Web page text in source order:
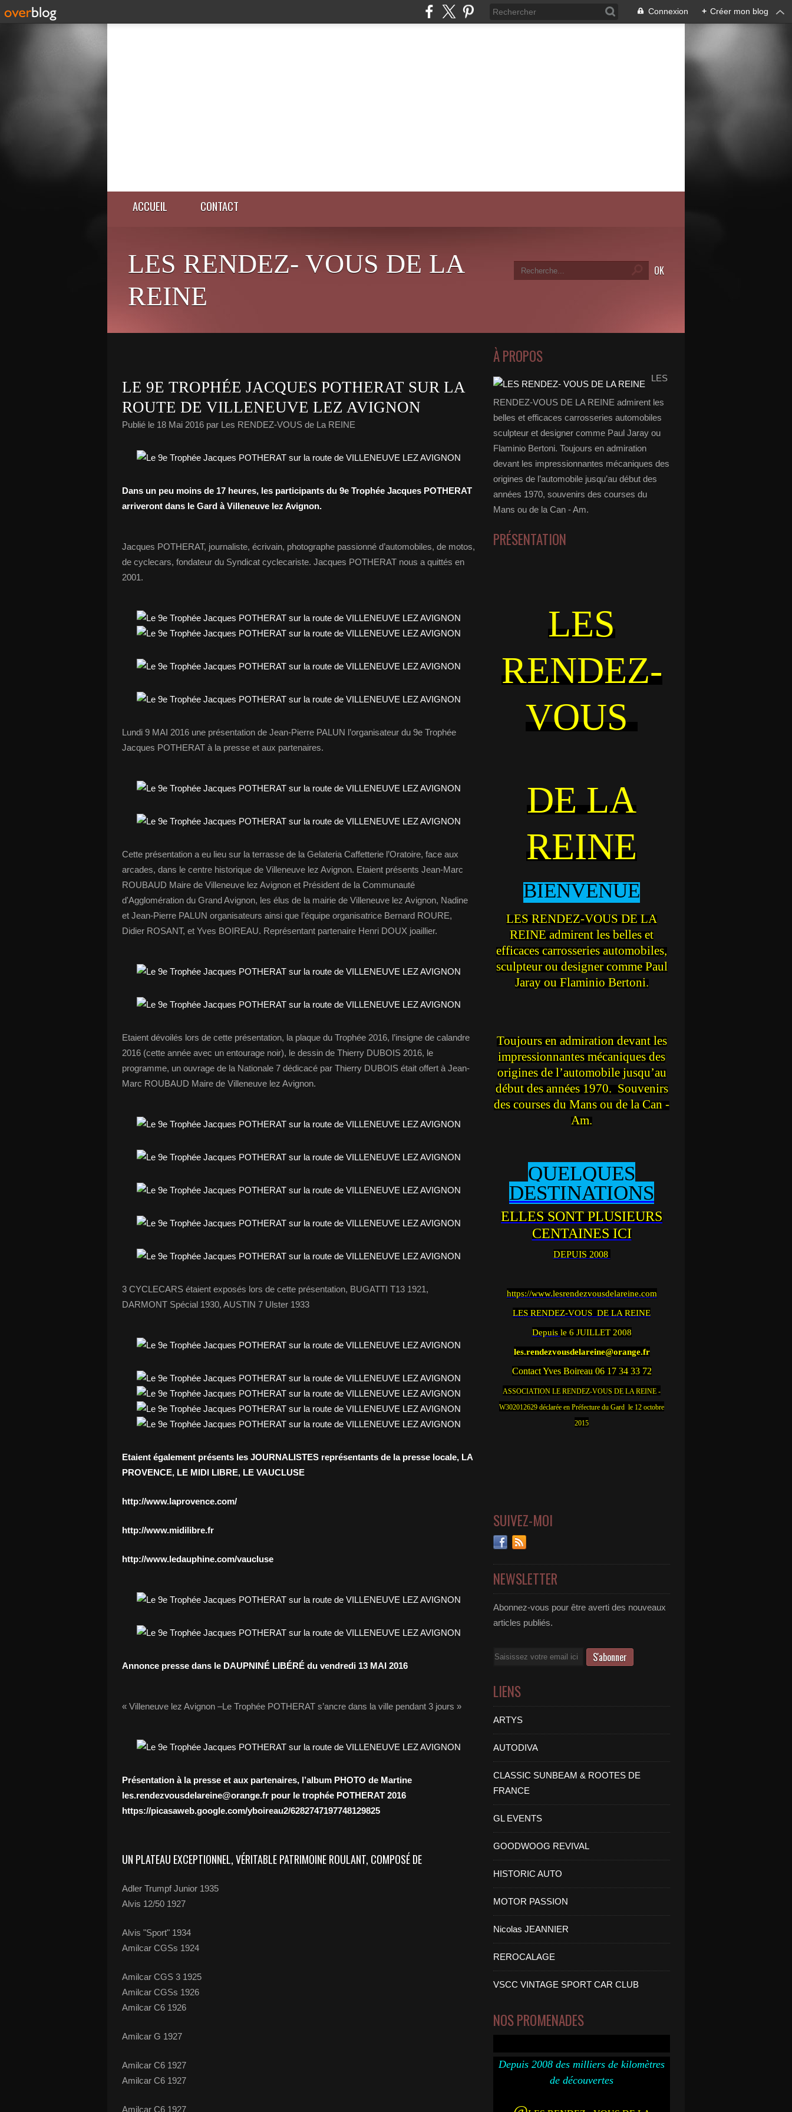
Connexion + Créer mon blog
ACCUEIL CONTACT
LES RENDEZ- VOUS DE LA
REINE
LE 9E TROPHÉE JACQUES POTHERAT SUR LA
ROUTE DE VILLENEUVE LEZ AVIGNON
Publié le 18 Mai 2016 par Les RENDEZ-VOUS de La REINE
Dans un peu moins de 17 heures, les participants du 9e Trophée Jacques POTHERAT
arriveront dans le Gard à Villeneuve lez Avignon.
Jacques POTHERAT, journaliste, écrivain, photographe passionné d’automobiles, de motos,
de cyclecars, fondateur du Syndicat cyclecariste. Jacques POTHERAT nous a quittés en
2001.
Lundi 9 MAI 2016 une présentation de Jean-Pierre PALUN l’organisateur du 9e Trophée
Jacques POTHERAT à la presse et aux partenaires.
Cette présentation a eu lieu sur la terrasse de la Gelateria Caffetterie l’Oratoire, face aux
arcades, dans le centre historique de Villeneuve lez Avignon. Etaient présents Jean-Marc
ROUBAUD Maire de Villeneuve lez Avignon et Président de la Communauté
d'Agglomération du Grand Avignon, les élus de la mairie de Villeneuve lez Avignon, Nadine
et Jean-Pierre PALUN organisateurs ainsi que l’équipe organisatrice Bernard ROURE,
Didier ROSANT, et Yves BOIREAU. Représentant partenaire Henri DOUX joaillier.
Etaient dévoilés lors de cette présentation, la plaque du Trophée 2016, l’insigne de calandre
2016 (cette année avec un entourage noir), le dessin de Thierry DUBOIS 2016, le
programme, un ouvrage de la Nationale 7 dédicacé par Thierry DUBOIS était offert à Jean-
Marc ROUBAUD Maire de Villeneuve lez Avignon.
3 CYCLECARS étaient exposés lors de cette présentation, BUGATTI T13 1921,
DARMONT Spécial 1930, AUSTIN 7 Ulster 1933
Etaient également présents les JOURNALISTES représentants de la presse locale, LA
PROVENCE, LE MIDI LIBRE, LE VAUCLUSE
http://www.laprovence.com/
http://www.midilibre.fr
http://www.ledauphine.com/vaucluse
Annonce presse dans le DAUPNINÉ LIBÉRÉ du vendredi 13 MAI 2016
« Villeneuve lez Avignon –Le Trophée POTHERAT s’ancre dans la ville pendant 3 jours »
Présentation à la presse et aux partenaires, l’album PHOTO de Martine
les.rendezvousdelareine@orange.fr pour le trophée POTHERAT 2016
https://picasaweb.google.com/yboireau2/6282747197748129825
UN PLATEAU EXCEPTIONNEL, VÉRITABLE PATRIMOINE ROULANT, COMPOSÉ DE
Adler Trumpf Junior 1935
Alvis 12/50 1927
Alvis "Sport" 1934
Amilcar CGSs 1924
Amilcar CGS 3 1925
Amilcar CGSs 1926
Amilcar C6 1926
Amilcar G 1927
Amilcar C6 1927
Amilcar C6 1927
Amilcar C6 1927
À PROPOS
LES
RENDEZ-VOUS DE LA REINE admirent les
belles et efficaces carrosseries automobiles
sculpteur et designer comme Paul Jaray ou
Flaminio Bertoni. Toujours en admiration
devant les impressionnantes mécaniques des
origines de l’automobile jusqu’au début des
années 1970, souvenirs des courses du
Mans ou de la Can - Am.
PRÉSENTATION
LES
RENDEZ-
VOUS
DE LA
REINE
BIENVENUE
LES RENDEZ-VOUS DE LA
REINE admirent les belles et
efficaces carrosseries automobiles,
sculpteur ou designer comme Paul
Jaray ou Flaminio Bertoni.
Toujours en admiration devant les
impressionnantes mécaniques des
origines de l’automobile jusqu’au
début des années 1970. Souvenirs
des courses du Mans ou de la Can -
Am.
QUELQUES
DESTINATIONS
ELLES SONT PLUSIEURS
CENTAINES ICI
DEPUIS 2008
https://www.lesrendezvousdelareine.com
LES RENDEZ-VOUS DE LA REINE
Depuis le 6 JUILLET 2008
les.rendezvousdelareine@orange.fr
Contact Yves Boireau 06 17 34 33 72
ASSOCIATION LE RENDEZ-VOUS DE LA REINE -
W302012629 déclarée en Préfecture du Gard le 12 octobre
2015
SUIVEZ-MOI
NEWSLETTER
Abonnez-vous pour être averti des nouveaux
articles publiés.
Email
LIENS
ARTYS
AUTODIVA
CLASSIC SUNBEAM & ROOTES DE
FRANCE
GL EVENTS
GOODWOOG REVIVAL
HISTORIC AUTO
MOTOR PASSION
Nicolas JEANNIER
REROCALAGE
VSCC VINTAGE SPORT CAR CLUB
NOS PROMENADES
Depuis 2008 des milliers de kilomètres
de découvertes